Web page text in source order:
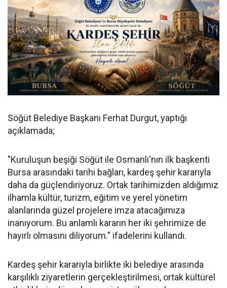
Söğüt Belediye Başkanı Ferhat Durgut, yaptığı
açıklamada;
"Kuruluşun beşiği Söğüt ile Osmanlı'nın ilk başkenti
Bursa arasındaki tarihi bağları, kardeş şehir kararıyla
daha da güçlendiriyoruz. Ortak tarihimizden aldığımız
ilhamla kültür, turizm, eğitim ve yerel yönetim
alanlarında güzel projelere imza atacağımıza
inanıyorum. Bu anlamlı kararın her iki şehrimize de
hayırlı olmasını diliyorum." ifadelerini kullandı.
Kardeş şehir kararıyla birlikte iki belediye arasında
karşılıklı ziyaretlerin gerçekleştirilmesi, ortak kültürel